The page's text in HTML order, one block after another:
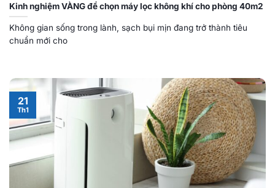
Kinh nghiệm VÀNG để chọn máy lọc không khí cho phòng 40m2
Không gian sống trong lành, sạch bụi mịn đang trở thành tiêu
chuẩn mới cho
21
Th1